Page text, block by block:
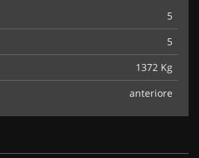
5
5
1372 Kg
anteriore